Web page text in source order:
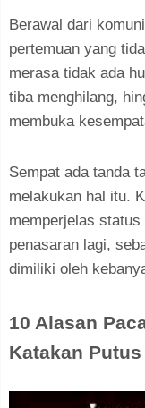
Berawal dari
pertemuan yang
merasa tidak ada
tiba menghilang,
membuka
Sempat ada tanda
melakukan hal itu.
memperjelas
penasaran lagi,
dimiliki oleh
10 Alasan
Katakan Putus